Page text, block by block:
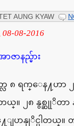
AUNG KYAW
08-08-2016
ာဇာနည္မ်ား
၈ ရက္ေန႔ဟာ
တယ္။
၂၈ နွစ္ဆုုိတာ
ပာနုုိင္ပါတယ္။